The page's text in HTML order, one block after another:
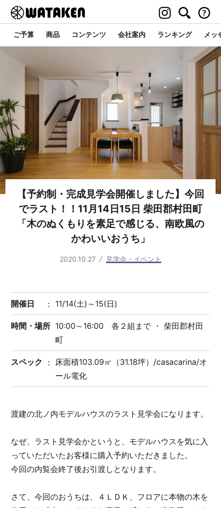
ご予算 商品 コンテンツ 会社案内 ランキング メッ
【予約制・完成見学会開催しました】今回
でラスト！！11月14日15日 柴田郡村田町
「木のぬくもりを素足で感じる、南欧風の
かわいいおうち」
2020.10.27 見学会・イベント
開催日 11/14(土)～15(日)
時間・場所 10:00～16:00 各２組まで ・ 柴田郡村田
町
スペック
床面積103.09㎡（31.18坪）/casacarina/オ
ール電化
渡建の北ノ内モデルハウスのラスト見学会になります。
なぜ、ラスト見学会かというと、モデルハウスを気に入
っていただいたお客様に購入予約いただきました。
今回の内覧会終了後お引渡しとなります。
さて、今回のおうちは、４ＬＤＫ、フロアに本物の木を